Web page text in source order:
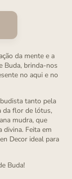
da mente e a
Buda, brinda-nos
no aqui e no
tanto pela
da flor de lótus,
mudra, que
divina. Feita em
Decor ideal para
Buda!